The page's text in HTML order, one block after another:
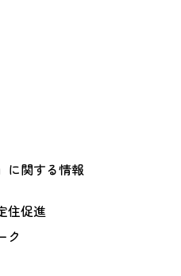
に関する情報
住促進
ク